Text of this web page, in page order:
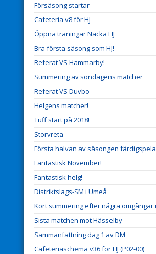
Försäsong startar
Cafeteria v8 för HJ
Öppna träningar Nacka HJ
Bra första säsong som HJ!
Referat VS Hammarby!
Summering av söndagens matcher
Referat VS Duvbo
Helgens matcher!
Tuff start på 2018!
Storvreta
Första halvan av säsongen
Fantastisk November!
Fantastisk helg!
Distriktslags-SM i Umeå
Kort summering efter några omgångar
Sista matchen mot Hässelby
Sammanfattning dag 1 av DM
Cafeteriaschema v36 för HJ (P02-00)